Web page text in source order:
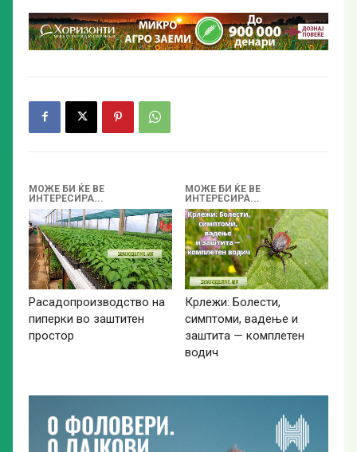
МОЖЕ БИ ЌЕ ВЕ
ИНТЕРЕСИРА...
Расадопроизводство на
пиперки во заштитен
простор
МОЖЕ БИ ЌЕ ВЕ
ИНТЕРЕСИРА...
Крлежи: Болести,
симптоми, вадење и
заштита — комплетен
водич